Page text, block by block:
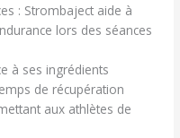
: Strombaject aide à
lors des séances
à ses ingrédients
de récupération
aux athlètes de